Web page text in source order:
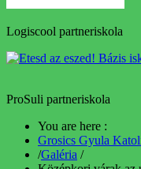
Logiscool partneriskola
ProSuli partneriskola
You are here :
Grosics Gyula
/Galéria /